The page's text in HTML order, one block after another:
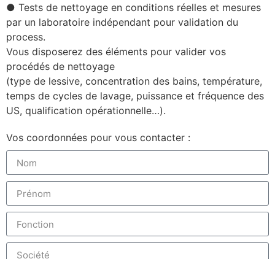
● Tests de nettoyage en conditions réelles et mesures
par un laboratoire indépendant pour validation du
process.
Vous disposerez des éléments pour valider vos
procédés de nettoyage
(type de lessive, concentration des bains, température,
temps de cycles de lavage, puissance et fréquence des
US, qualification opérationnelle…).
Vos coordonnées pour vous contacter :